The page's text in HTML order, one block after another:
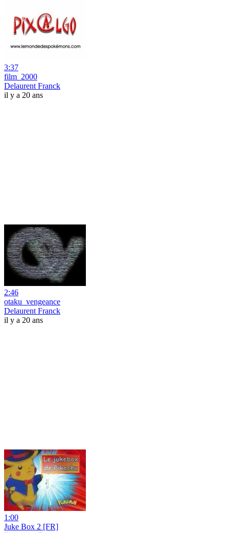
3:37
film_2000
Delaurent Franck
il y a 20 ans
2:46
otaku_vengeance
Delaurent Franck
il y a 20 ans
1:00
Juke Box 2 [FR]